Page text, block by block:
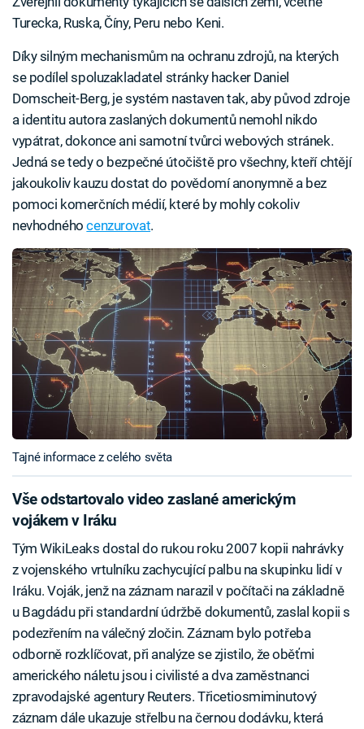
Turecka, Ruska, Číny, Peru nebo Keni.
Díky silným mechanismům na ochranu zdrojů, na kterých
se podílel spoluzakladatel stránky hacker Daniel
Domscheit-Berg, je systém nastaven tak, aby původ zdroje
a identitu autora zaslaných dokumentů nemohl nikdo
vypátrat, dokonce ani samotní tvůrci webových stránek.
Jedná se tedy o bezpečné útočiště pro všechny, kteří chtějí
jakoukoliv kauzu dostat do povědomí anonymně a bez
pomoci komerčních médií, které by mohly cokoliv
nevhodnéhocenzurovat.
Tajné informace z celého světa
Vše odstartovalo video zaslané americkým
vojákem v Iráku
Tým WikiLeaks dostal do rukou roku 2007 kopii nahrávky
z vojenského vrtulníku zachycující palbu na skupinku lidí v
Iráku. Voják, jenž na záznam narazil v počítači na základně
u Bagdádu při standardní údržbě dokumentů, zaslal kopii s
podezřením na válečný zločin. Záznam bylo potřeba
odborně rozklíčovat, při analýze se zjistilo, že oběťmi
amerického náletu jsou i civilisté a dva zaměstnanci
zpravodajské agentury Reuters. Třicetiosmiminutový
záznam dále ukazuje střelbu na černou dodávku, která